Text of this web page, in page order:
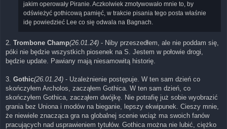
jakim operowały Piranie. Aczkolwiek zmotywowało mnie to, by
odświeżyć gothicową pamięć, w trakcie pisania tego posta właśnie
idę powiedzieć Lee co się odwala na Bagnach.
2. Trombone Champ(26.01.24) - Niby przeszedłem, ale nie poddam się,
póki nie będzie wszystkich piosenek na S. Jestem w połowie drogi,
będzie update. Pawiany mają niesamowitą historię.
3. Gothic(26.01.24) - Uzależnienie postępuje. W ten sam dzień co
skończyłem Archolos, zacząłem Gothica. W ten sam dzień, co
skończyłem Gothica, zacząłem dwójkę. Nie potrafię już sobie wyobrazić
grania bez Uniona i modów na bieganie, lepszy ekwipunek. Cieszy mnie,
że niewiele znacząca gra na globalnej scenie wciąż ma swoich fanów
pracujących nad usprawieniem tytułów. Gothica można nie lubić, ciężko